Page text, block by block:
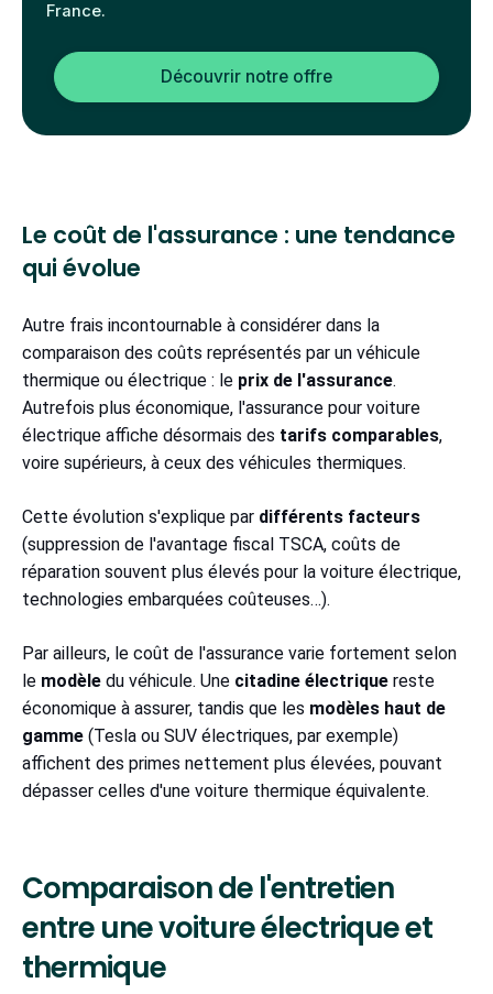
France.
Découvrir notre offre
Le coût de l'assurance : une tendance
qui évolue
Autre frais incontournable à considérer dans la
comparaison des coûts représentés par un véhicule
thermique ou électrique : le prix de l'assurance.
Autrefois plus économique, l'assurance pour voiture
électrique affiche désormais des tarifs comparables,
voire supérieurs, à ceux des véhicules thermiques.
Cette évolution s'explique par différents facteurs
(suppression de l'avantage fiscal TSCA, coûts de
réparation souvent plus élevés pour la voiture électrique,
technologies embarquées coûteuses…).
Par ailleurs, le coût de l'assurance varie fortement selon
le modèle du véhicule. Une citadine électrique reste
économique à assurer, tandis que les modèles haut de
gamme (Tesla ou SUV électriques, par exemple)
affichent des primes nettement plus élevées, pouvant
dépasser celles d'une voiture thermique équivalente.
Comparaison de l'entretien
entre une voiture électrique et
thermique